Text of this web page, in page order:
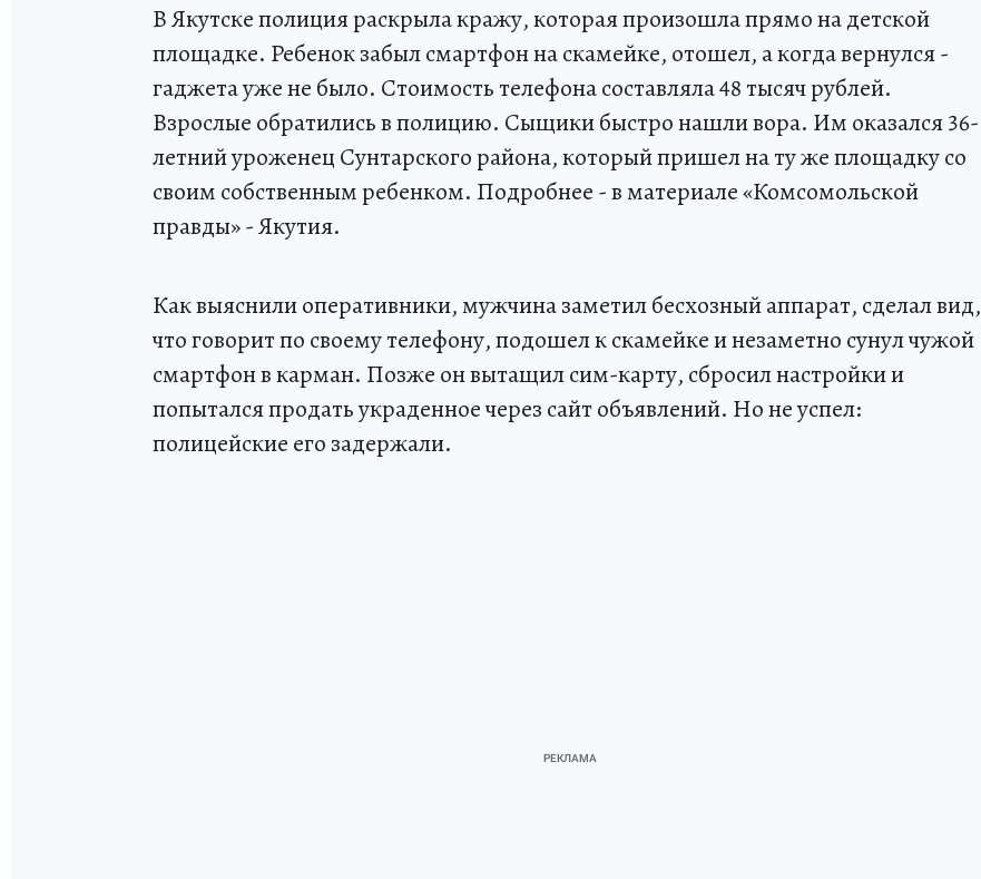
В Якутске полиция раскрыла кражу, которая произошла прямо на детской
площадке. Ребенок забыл смартфон на скамейке, отошел, а когда вернулся -
гаджета уже не было. Стоимость телефона составляла 48 тысяч рублей.
Взрослые обратились в полицию. Сыщики быстро нашли вора. Им оказался 36-
летний уроженец Сунтарского района, который пришел на ту же площадку со
своим собственным ребенком. Подробнее - в материале «Комсомольской
правды» - Якутия.
Как выяснили оперативники, мужчина заметил бесхозный аппарат, сделал вид,
что говорит по своему телефону, подошел к скамейке и незаметно сунул чужой
смартфон в карман. Позже он вытащил сим-карту, сбросил настройки и
попытался продать украденное через сайт объявлений. Но не успел:
полицейские его задержали.